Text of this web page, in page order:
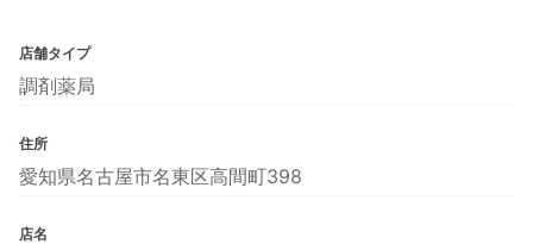
店舗タイプ
調剤薬局
住所
愛知県名古屋市名東区高間町398
店名